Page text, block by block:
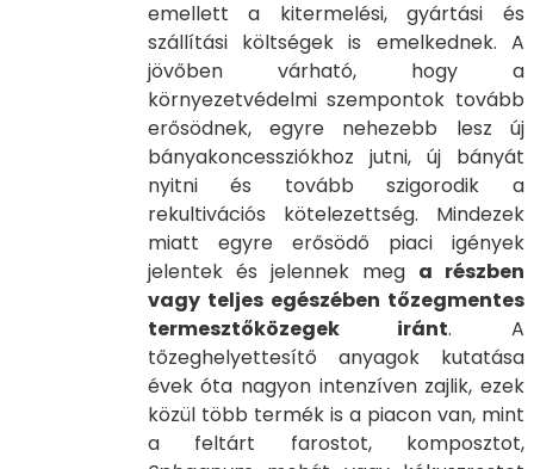
emellett a kitermelési, gyártási és
szállítási költségek is emelkednek. A
jövőben várható, hogy a
környezetvédelmi szempontok tovább
erősödnek, egyre nehezebb lesz új
bányakoncessziókhoz jutni, új bányát
nyitni és tovább szigorodik a
rekultivációs kötelezettség. Mindezek
miatt egyre erősödő piaci igények
jelentek és jelennek meg a részben
vagy teljes egészében tőzegmentes
termesztőközegek iránt. A
tőzeghelyettesítő anyagok kutatása
évek óta nagyon intenzíven zajlik, ezek
közül több termék is a piacon van, mint
a feltárt farostot, komposztot,